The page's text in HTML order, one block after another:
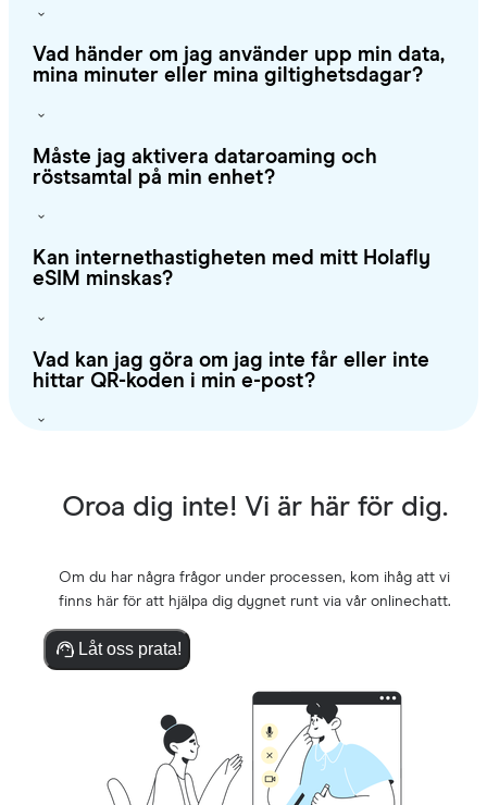
Vad händer om jag använder upp min data,
mina minuter eller mina giltighetsdagar?
Måste jag aktivera dataroaming och
röstsamtal på min enhet?
Kan internethastigheten med mitt Holafly
eSIM minskas?
Vad kan jag göra om jag inte får eller inte
hittar QR-koden i min e-post?
Oroa dig inte! Vi är här för dig.
Om du har några frågor under processen, kom ihåg att vi
finns här för att hjälpa dig dygnet runt via vår onlinechatt.
Låt oss prata!